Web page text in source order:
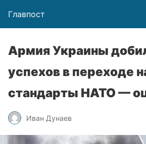
Главпост
Армия Украины
успехов в переходе
стандарты НАТО —
Иван Дунаев